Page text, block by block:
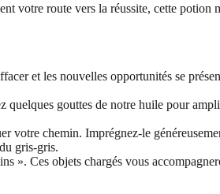
votre route vers la réussite, cette potion
et les nouvelles opportunités se
quelques gouttes de notre huile pour
votre chemin. Imprégnez-le
gris-gris.
». Ces objets chargés vous